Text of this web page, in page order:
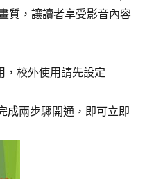
質，讓讀者享受影音內容
，校外使用請先設定
成兩步驟開通，即可立即